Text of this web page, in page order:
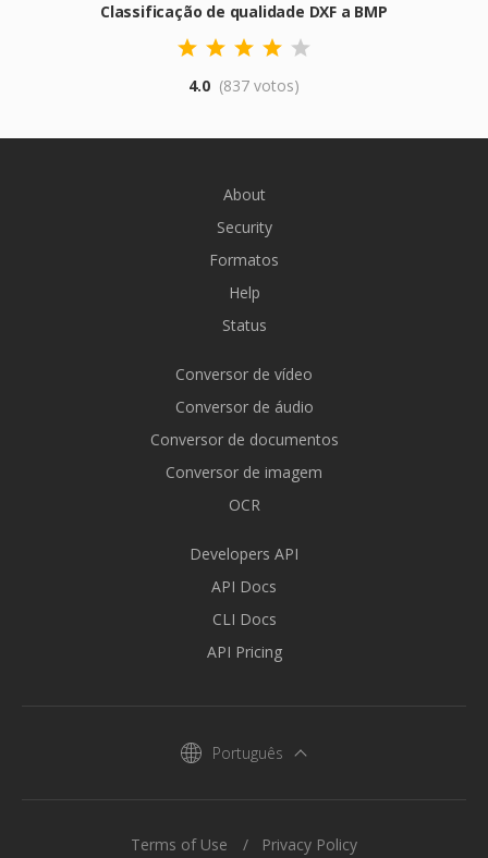
Classificação de qualidade DXF a BMP
4.0 (837 votos)
About
Security
Formatos
Help
Status
Conversor de vídeo
Conversor de áudio
Conversor de documentos
Conversor de imagem
OCR
Developers API
API Docs
CLI Docs
API Pricing
Português
Terms of Use Privacy Policy